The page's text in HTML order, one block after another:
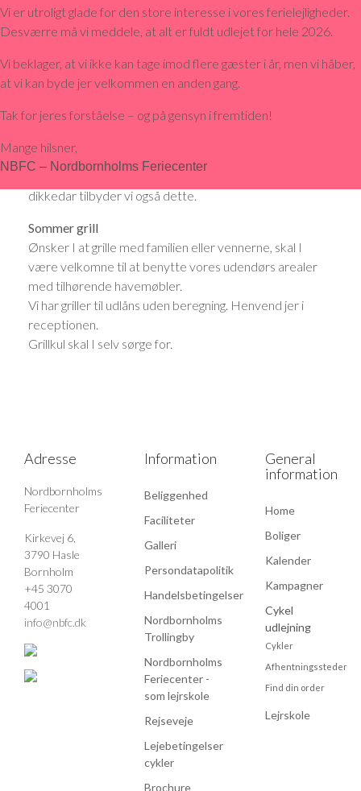
arealer, som står til fri afbenyttelse. Imens i som
forældre hygger jer på en sol stol, kan børnene spille
labyrint stier i det høje græs, kun fantasien sætter
grænser. Det er muligt at låne børne senge samt høj
Er I på f.eks. cykel ferie, aktiv ferie eller arbejdsophold,
hvor du/i ønsker en simpel overnatning, uden for meget
dikkedar tilbyder vi også dette.
Sommer grill
Ønsker I at grille med familien eller vennerne, skal I
være velkomne til at benytte vores udendørs arealer
med tilhørende havemøbler.
Vi har griller til udlåns uden beregning. Henvend jer i
receptionen.
Grillkul skal I selv sørge for.
Vi er utroligt glade for den store interesse i vores ferielejligheder.
Desværre må vi meddele, at alt er fuldt udlejet for hele 2026.
Vi beklager, at vi ikke kan tage imod flere gæster i år, men vi håber,
at vi kan byde jer velkommen en anden gang.
Tak for jeres forståelse – og på gensyn i fremtiden!
Mange hilsner,
NBFC – Nordbornholms Feriecenter
Adresse
Nordbornholms
Feriecenter
Kirkevej 6,
3790 Hasle
Bornholm
+45 3070
4001
info@nbfc.dk
Information
Beliggenhed
Faciliteter
Galleri
Persondatapolitik
Handelsbetingelser
Nordbornholms
Trollingby
Nordbornholms
Feriecenter -
som lejrskole
Rejseveje
Lejebetingelser
cykler
Brochure
General
information
Home
Boliger
Kalender
Kampagner
Cykel
udlejning
Cykler
Afhentningssteder
Find din order
Lejrskole